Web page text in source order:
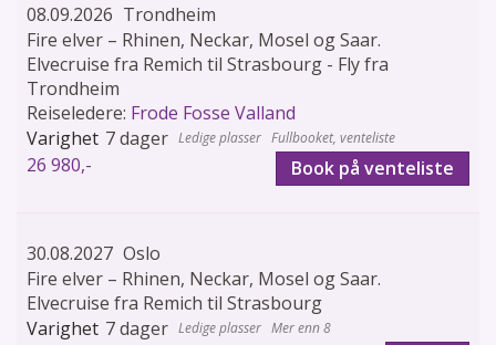
08.09.2026 Trondheim
Fire elver – Rhinen, Neckar, Mosel og Saar.
Elvecruise fra Remich til Strasbourg - Fly fra
Trondheim
Reiseledere: Frode Fosse Valland
7 dager
Fullbooket, venteliste
26 980,- Book på venteliste
30.08.2027 Oslo
Fire elver – Rhinen, Neckar, Mosel og Saar.
Elvecruise fra Remich til Strasbourg
7 dager
Mer enn 8